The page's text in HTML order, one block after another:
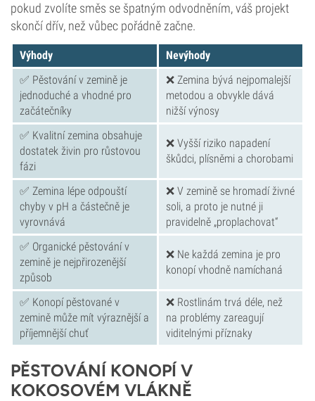
pokud zvolíte směs se špatným odvodněním, váš projekt
skončí dřív, než vůbec pořádně začne.
Výhody
Nevýhody
✅ Pěstování v zemině je
jednoduché a vhodné pro
začátečníky
❌ Zemina bývá nejpomalejší
metodou a obvykle dává
nižší výnosy
✅ Kvalitní zemina obsahuje
dostatek živin pro růstovou
fázi
❌ Vyšší riziko napadení
škůdci, plísněmi a chorobami
✅ Zemina lépe odpouští
chyby v pH a částečně je
vyrovnává
❌ V zemině se hromadí živné
soli, a proto je nutné ji
pravidelně „proplachovat“
✅ Organické pěstování v
zemině je nejpřirozenější
způsob
❌ Ne každá zemina je pro
konopí vhodně namíchaná
✅ Konopí pěstované v
zemině může mít výraznější a
příjemnější chuť
❌ Rostlinám trvá déle, než
na problémy zareagují
viditelnými příznaky
PĚSTOVÁNÍ KONOPÍ V
KOKOSOVÉM VLÁKNĚ